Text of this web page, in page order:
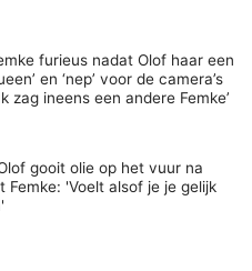
furieus nadat Olof haar een
en ‘nep’ voor de camera’s
zag ineens een andere Femke’
gooit olie op het vuur na
Femke: 'Voelt alsof je je gelijk